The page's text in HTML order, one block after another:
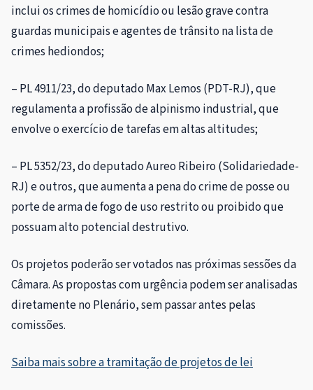
inclui os crimes de homicídio ou lesão grave contra
guardas municipais e agentes de trânsito na lista de
crimes hediondos;
– PL 4911/23, do deputado Max Lemos (PDT-RJ), que
regulamenta a profissão de alpinismo industrial, que
envolve o exercício de tarefas em altas altitudes;
– PL 5352/23, do deputado Aureo Ribeiro (Solidariedade-
RJ) e outros, que aumenta a pena do crime de posse ou
porte de arma de fogo de uso restrito ou proibido que
possuam alto potencial destrutivo.
Os projetos poderão ser votados nas próximas sessões da
Câmara. As propostas com urgência podem ser analisadas
diretamente no Plenário, sem passar antes pelas
comissões.
Saiba mais sobre a tramitação de projetos de lei